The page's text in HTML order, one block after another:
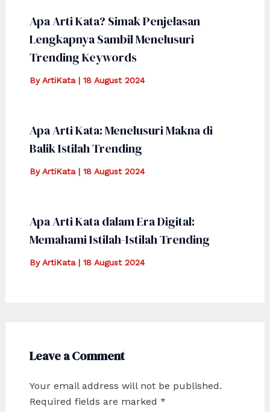
Apa Arti Kata? Simak Penjelasan
Lengkapnya Sambil Menelusuri
Trending Keywords
ByArtiKata | 18 August 2024
Apa Arti Kata: Menelusuri Makna di
Balik Istilah Trending
ByArtiKata | 18 August 2024
Apa Arti Kata dalam Era Digital:
Memahami Istilah-Istilah Trending
ByArtiKata | 18 August 2024
Leave a Comment
Your email address will not be published.
Required fields are marked *